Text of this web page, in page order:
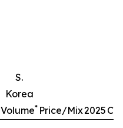
S.
Korea
Volume* Price/Mix2025